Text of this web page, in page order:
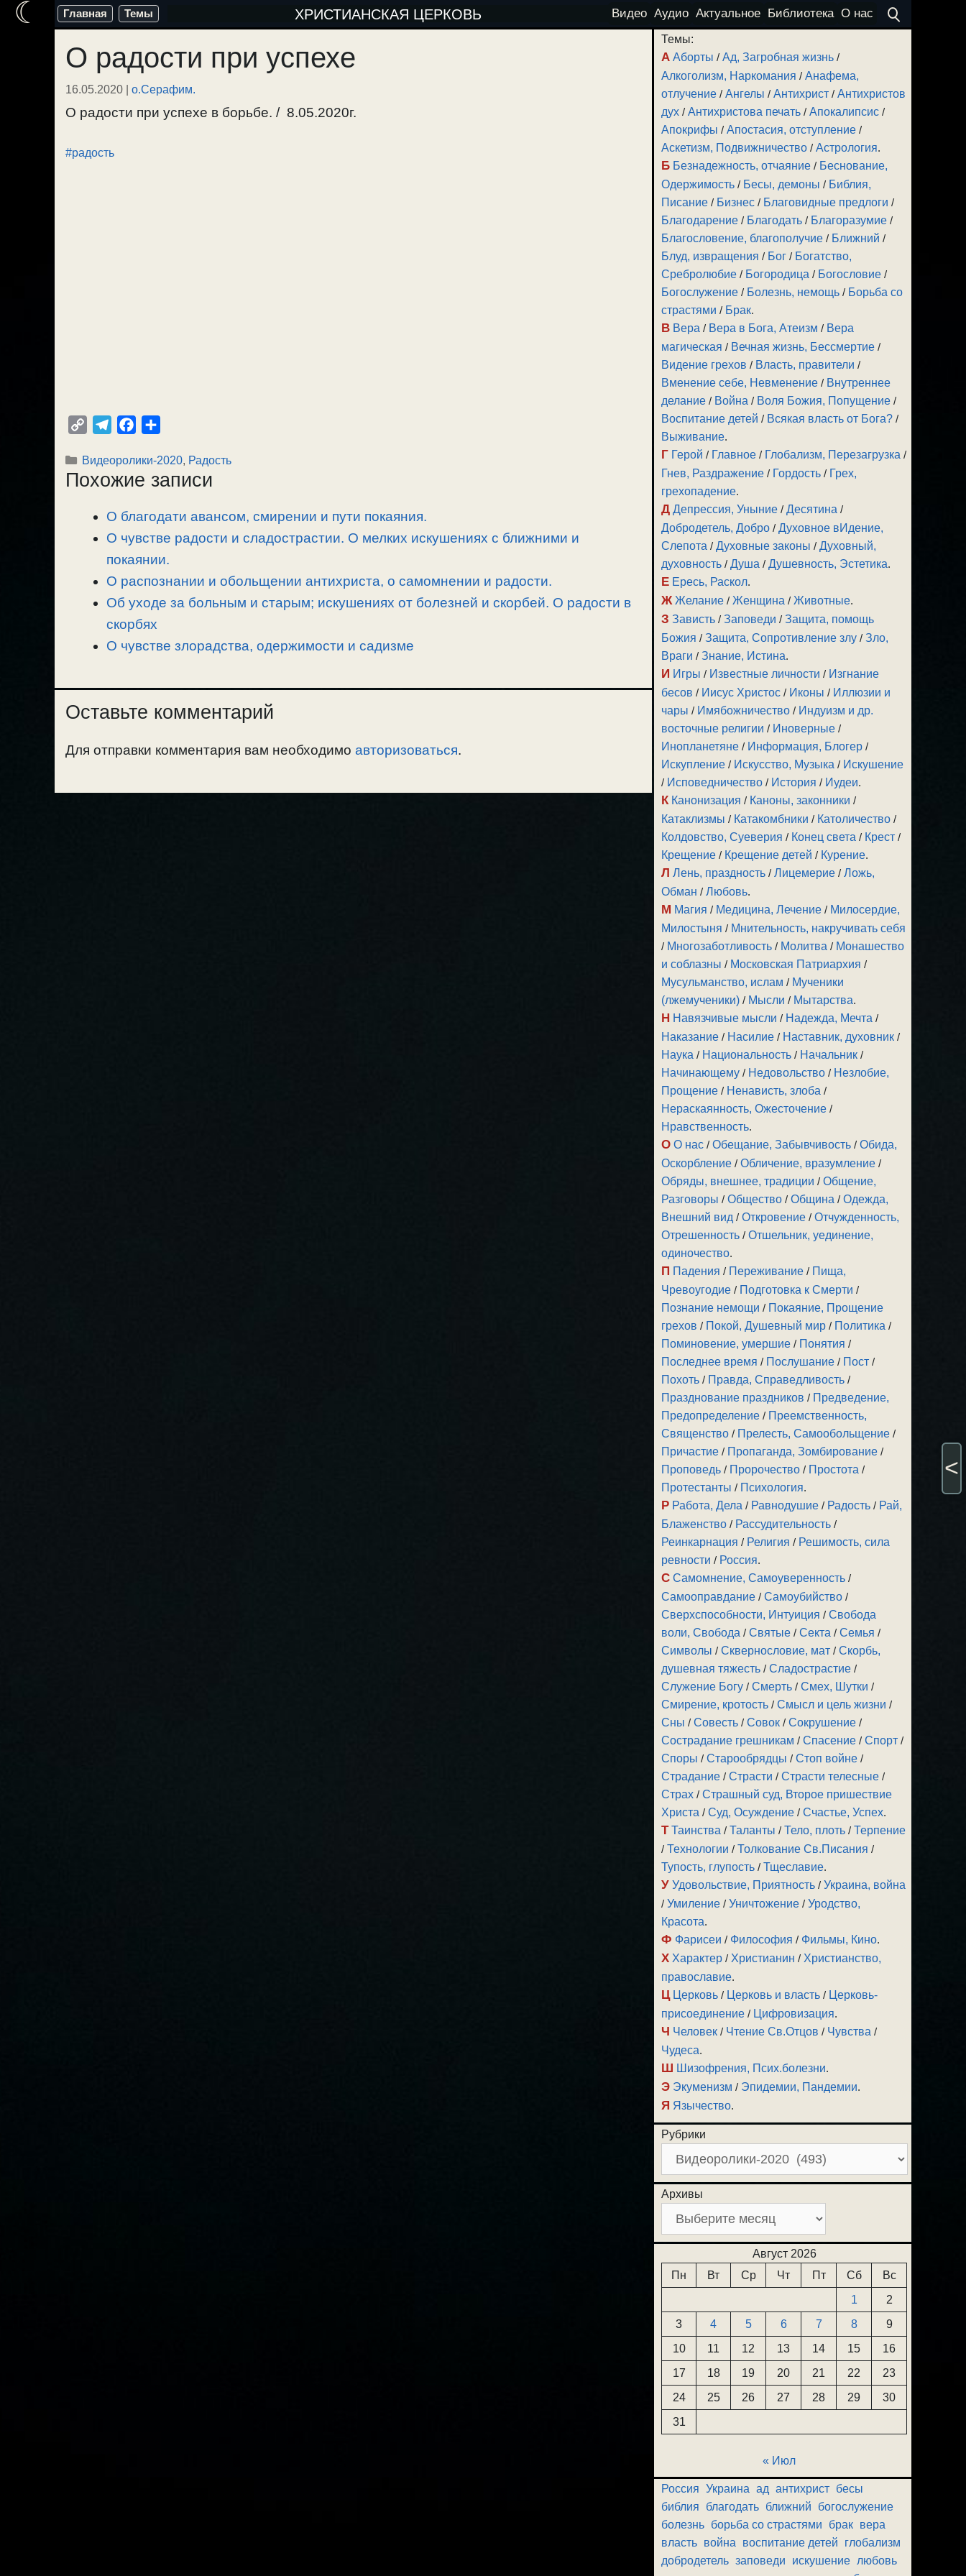
Перейти
содержимому
Главная Темы ХРИСТИАНСКАЯ ЦЕРКОВЬ Видео Аудио Актуальное Библиотека О нас
О радости при успехе
16.05.2020 | о.Серафим.
О радости при успехе в борьбе. / 8.05.2020г.
#радость
p
y
l
e
r
a
m
c
e
o
o
k
п
р
в
и
т
Рубрики
Видеоролики-2020, Радость
Похожие записи
О благодати авансом, смирении и пути покаяния.
О чувстве радости и сладострастии. О мелких искушениях с ближними и
покаянии.
О распознании и обольщении антихриста, о самомнении и радости.
Об уходе за больным и старым; искушениях от болезней и скорбей. О радости в
скорбях
О чувстве злорадства, одержимости и садизме
Оставьте комментарий
Для отправки комментария вам необходимо авторизоваться.
Темы:
А Аборты /Ад, Загробная жизнь /
Алкоголизм, Наркомания /Анафема,
отлучение /Ангелы /Антихрист /Антихристов
дух /Антихристова печать /Апокалипсис /
Апокрифы /Апостасия, отступление /
Аскетизм, Подвижничество /Астрология.
Б Безнадежность, отчаяние / Беснование,
Одержимость / Бесы, демоны / Библия,
Писание / Бизнес / Благовидные предлоги /
Благодарение / Благодать / Благоразумие /
Благословение, благополучие / Ближний /
Блуд, извращения / Бог / Богатство,
Сребролюбие / Богородица / Богословие /
Богослужение / Болезнь, немощь / Борьба со
страстями / Брак.
В Вера / Вера в Бога, Атеизм / Вера
магическая / Вечная жизнь, Бессмертие /
Видение грехов / Власть, правители /
Вменение себе, Невменение / Внутреннее
делание / Война / Воля Божия, Попущение /
Воспитание детей / Всякая власть от Бога? /
Выживание.
Г Герой / Главное / Глобализм, Перезагрузка /
Гнев, Раздражение / Гордость / Грех,
грехопадение.
Д Депрессия, Уныние /Десятина /
Добродетель, Добро /Духовное вИдение,
Слепота /Духовные законы /Духовный,
духовность /Душа /Душевность, Эстетика.
Е Ересь, Раскол.
Ж Желание /Женщина /Животные.
З Зависть /Заповеди /Защита, помощь
Божия /Защита, Сопротивление злу /Зло,
Враги /Знание, Истина.
И Игры / Известные личности / Изгнание
бесов / Иисус Христос / Иконы / Иллюзии и
чары / Имябожничество / Индуизм и др.
восточные религии / Иноверные /
Инопланетяне / Информация, Блогер /
Искупление / Искусство, Музыка / Искушение
/ Исповедничество / История / Иудеи.
К Канонизация / Каноны, законники /
Катаклизмы / Катакомбники / Католичество /
Колдовство, Суеверия / Конец света / Крест /
Крещение / Крещение детей / Курение.
Л Лень, праздность /Лицемерие /Ложь,
Обман /Любовь.
М Магия / Медицина, Лечение / Милосердие,
Милостыня / Мнительность, накручивать себя
/ Многозаботливость / Молитва / Монашество
и соблазны / Московская Патриархия /
Мусульманство, ислам / Мученики
(лжемученики) / Мысли / Мытарства.
Н Навязчивые мысли / Надежда, Мечта /
Наказание / Насилие / Наставник, духовник /
Наука / Национальность / Начальник /
Начинающему / Недовольство / Незлобие,
Прощение / Ненависть, злоба /
Нераскаянность, Ожесточение /
Нравственность.
О О нас /Обещание, Забывчивость /Обида,
Оскорбление /Обличение, вразумление /
Обряды, внешнее, традиции /Общение,
Разговоры /Общество /Община /Одежда,
Внешний вид /Откровение /Отчужденность,
Отрешенность /Отшельник, уединение,
одиночество.
П Падения / Переживание / Пища,
Чревоугодие / Подготовка к Смерти /
Познание немощи / Покаяние, Прощение
грехов / Покой, Душевный мир / Политика /
Поминовение, умершие / Понятия /
Последнее время / Послушание / Пост /
Похоть / Правда, Справедливость /
Празднование праздников / Предведение,
Предопределение / Преемственность,
Священство / Прелесть, Самообольщение /
Причастие / Пропаганда, Зомбирование /
Проповедь / Пророчество / Простота /
Протестанты / Психология.
Р Работа, Дела / Равнодушие / Радость / Рай,
Блаженство / Рассудительность /
Реинкарнация / Религия / Решимость, сила
ревности / Россия.
С Самомнение, Самоуверенность /
Самооправдание /Самоубийство /
Сверхспособности, Интуиция /Свобода
воли, Свобода /Святые /Секта /Семья /
Символы /Сквернословие, мат /Скорбь,
душевная тяжесть /Сладострастие /
Служение Богу /Смерть /Смех, Шутки /
Смирение, кротость /Смысл и цель жизни /
Сны /Совесть /Совок /Сокрушение /
Сострадание грешникам /Спасение /Спорт /
Споры /Старообрядцы /Стоп войне /
Страдание /Страсти /Страсти телесные /
Страх /Страшный суд, Второе пришествие
Христа /Суд, Осуждение /Счастье, Успех.
Т Таинства /Таланты /Тело, плоть /Терпение
/Технологии /Толкование Св.Писания /
Тупость, глупость /Тщеславие.
У Удовольствие, Приятность /Украина, война
/Умиление /Уничтожение /Уродство,
Красота.
Ф Фарисеи / Философия / Фильмы, Кино.
Х Характер / Христианин / Христианство,
православие.
Ц Церковь / Церковь и власть / Церковь-
присоединение / Цифровизация.
Ч Человек / Чтение Св.Отцов / Чувства /
Чудеса.
Ш Шизофрения, Псих.болезни.
Э Экуменизм / Эпидемии, Пандемии.
Я Язычество.
Рубрики
Архивы
Август 2026
Пн
Вт Ср Чт Пт Сб
Вс
1
2
3
4 5 6 7 8
9
10
11 12 13 14 15
16
17
18 19 20 21 22
23
24
25 26 27 28 29
30
31
« Июл
Россия Украина ад антихрист бесы
библия
благодать ближний
богослужение
болезнь борьба со страстями брак вера
власть война воспитание детей
глобализм
добродетель заповеди искушение любовь
☾
<